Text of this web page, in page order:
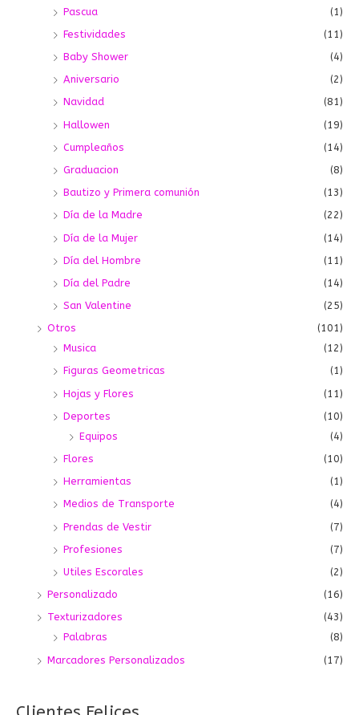
Pascua
(1)
Festividades
(11)
Baby Shower
(4)
Aniversario
(2)
Navidad
(81)
Hallowen
(19)
Cumpleaños
(14)
Graduacion
(8)
Bautizo y Primera comunión
(13)
Día de la Madre
(22)
Día de la Mujer
(14)
Día del Hombre
(11)
Día del Padre
(14)
San Valentine
(25)
Otros
(101)
Musica
(12)
Figuras Geometricas
(1)
Hojas y Flores
(11)
Deportes
(10)
Equipos
(4)
Flores
(10)
Herramientas
(1)
Medios de Transporte
(4)
Prendas de Vestir
(7)
Profesiones
(7)
Utiles Escorales
(2)
Personalizado
(16)
Texturizadores
(43)
Palabras
(8)
Marcadores Personalizados
(17)